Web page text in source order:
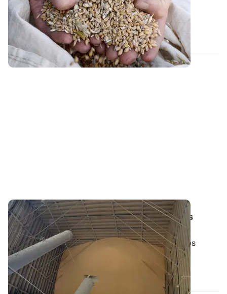
Plus les grains de céréales sont secs, plus ils sont
sensibles à la casse au moment de la...
10 JUILL. 2019
Hiver doux - Trois mesures pour limiter les
infestations dans les stocks de grains
Les conditions douces enregistrées depuis quelques
semaines sont favorables au...
04 FÉVR. 2016